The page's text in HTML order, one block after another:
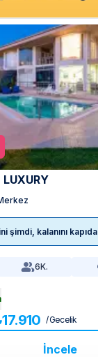
şimdi, kalanını
6K.
/ Gecelik
İncele